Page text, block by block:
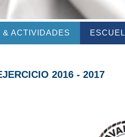
& ACTIVIDADES
2016 - 2017